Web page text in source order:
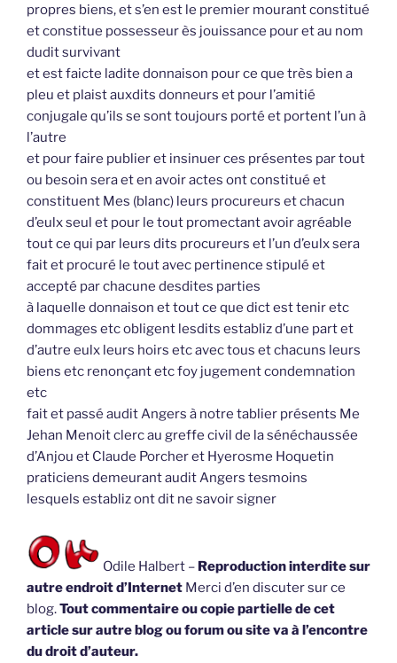
propres biens, et s’en est le premier mourant constitué
et constitue possesseur ès jouissance pour et au nom
dudit survivant
et est faicte ladite donnaison pour ce que très bien a
pleu et plaist auxdits donneurs et pour l’amitié
conjugale qu’ils se sont toujours porté et portent l’un à
l’autre
et pour faire publier et insinuer ces présentes par tout
ou besoin sera et en avoir actes ont constitué et
constituent Mes (blanc) leurs procureurs et chacun
d’eulx seul et pour le tout promectant avoir agréable
tout ce qui par leurs dits procureurs et l’un d’eulx sera
fait et procuré le tout avec pertinence stipulé et
accepté par chacune desdites parties
à laquelle donnaison et tout ce que dict est tenir etc
dommages etc obligent lesdits establiz d’une part et
d’autre eulx leurs hoirs etc avec tous et chacuns leurs
biens etc renonçant etc foy jugement condemnation
etc
fait et passé audit Angers à notre tablier présents Me
Jehan Menoit clerc au greffe civil de la sénéchaussée
d’Anjou et Claude Porcher et Hyerosme Hoquetin
praticiens demeurant audit Angers tesmoins
lesquels establiz ont dit ne savoir signer
Odile Halbert – Reproduction interdite sur
autre endroit d’Internet Merci d’en discuter sur ce
blog.Tout commentaire ou copie partielle de cet
article sur autre blog ou forum ou site va à l’encontre
du droit d’auteur.